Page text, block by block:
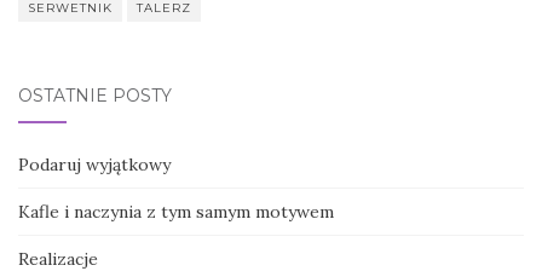
SERWETNIK TALERZ
OSTATNIE POSTY
Podaruj wyjątkowy
Kafle i naczynia z tym samym motywem
Realizacje